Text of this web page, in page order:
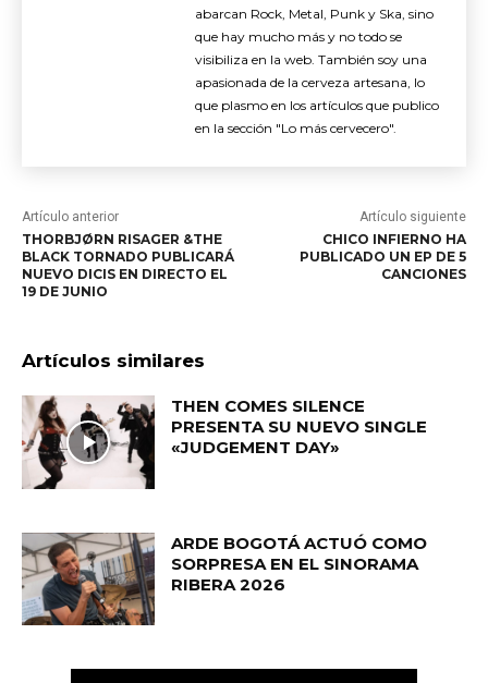
abarcan Rock, Metal, Punk y Ska, sino
que hay mucho más y no todo se
visibiliza en la web. También soy una
apasionada de la cerveza artesana, lo
que plasmo en los artículos que publico
en la sección "Lo más cervecero".
Artículo anterior
THORBJØRN RISAGER &THE
BLACK TORNADO PUBLICARÁ
NUEVO DICIS EN DIRECTO EL
19 DE JUNIO
Artículo siguiente
CHICO INFIERNO HA
PUBLICADO UN EP DE 5
CANCIONES
Artículos similares
THEN COMES SILENCE
PRESENTA SU NUEVO SINGLE
«JUDGEMENT DAY»
ARDE BOGOTÁ ACTUÓ COMO
SORPRESA EN EL SINORAMA
RIBERA 2026